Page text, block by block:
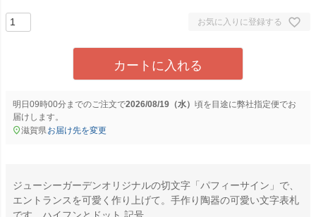
お気に入りに登録する
カートに入れる
明日 09時00分までのご注文で2026/08/19（水） に弊社指定便でお
届けします。
滋賀県お届け先を変更
ジューシーガーデンオリジナルの切文字「パフィーサイン」で、
エントランスを可愛く作り上げて。手作り陶器の可愛い文字表札